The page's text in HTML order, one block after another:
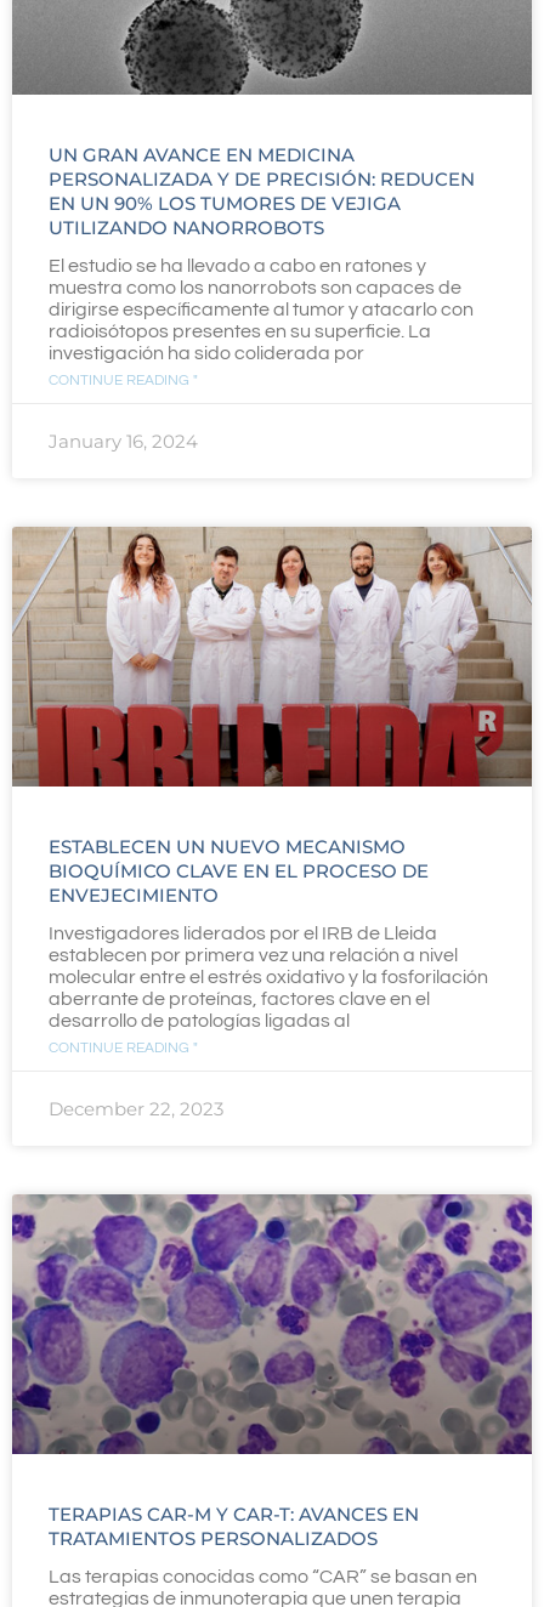
UN GRAN AVANCE EN MEDICINA
PERSONALIZADA Y DE PRECISIÓN: REDUCEN
EN UN 90% LOS TUMORES DE VEJIGA
UTILIZANDO NANORROBOTS
El estudio se ha llevado a cabo en ratones y
muestra como los nanorrobots son capaces de
dirigirse específicamente al tumor y atacarlo con
radioisótopos presentes en su superficie. La
investigación ha sido coliderada por
CONTINUE READING "
January 16, 2024
ESTABLECEN UN NUEVO MECANISMO
BIOQUÍMICO CLAVE EN EL PROCESO DE
ENVEJECIMIENTO
Investigadores liderados por el IRB de Lleida
establecen por primera vez una relación a nivel
molecular entre el estrés oxidativo y la fosforilación
aberrante de proteínas, factores clave en el
desarrollo de patologías ligadas al
CONTINUE READING "
December 22, 2023
TERAPIAS CAR-M Y CAR-T: AVANCES EN
TRATAMIENTOS PERSONALIZADOS
Las terapias conocidas como “CAR” se basan en
estrategias de inmunoterapia que unen terapia